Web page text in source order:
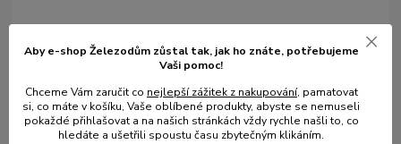
💥 Stali jsme se přímým dovozcem hliníkových žebřů a
lešení.
Aby e-shop Železodům zůstal tak, jak ho znáte, potřebujeme
Vaši pomoc!
Chceme Vám zaručit co nejlepší zážitek z nakupování, pamatovat
si, co máte v košíku, Vaše oblíbené produkty, abyste se nemuseli
pokaždé přihlašovat a na našich stránkách vždy rychle našli to, co
hledáte a ušetřili spoustu času zbytečným klikáním.